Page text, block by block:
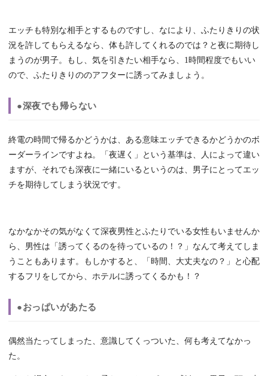
エッチも特別な相手とするものですし、なにより、ふたりきりの状
況を許してもらえるなら、体も許してくれるのでは？と夜に期待し
まうのが男子。もし、気を引きたい相手なら、1時間程度でもいい
ので、ふたりきりののアフターに誘ってみましょう。
●深夜でも帰らない
終電の時間で帰るかどうかは、ある意味エッチできるかどうかのボ
ーダーラインですよね。「夜遅く」という基準は、人によって違い
ますが、それでも深夜に一緒にいるというのは、男子にとってエッ
チを期待してしまう状況です。
なかなかその気がなくて深夜男性とふたりでいる女性もいませんか
ら、男性は「誘ってくるのを待っているの！？」なんて考えてしま
うこともあります。もしかすると、「時間、大丈夫なの？」と心配
するフリをしてから、ホテルに誘ってくるかも！？
●おっぱいがあたる
偶然当たってしまった、意識してくっついた、何も考えてなかっ
た。